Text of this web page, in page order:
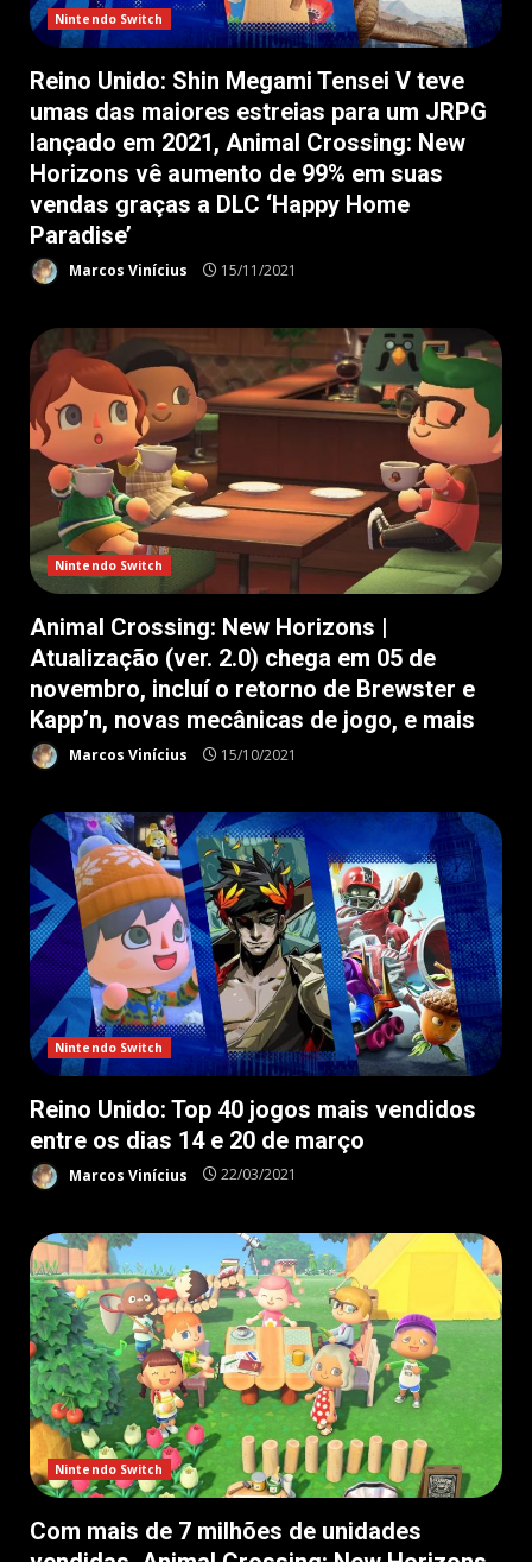
Nintendo Switch
Reino Unido: Shin Megami Tensei V teve
umas das maiores estreias para um JRPG
lançado em 2021, Animal Crossing: New
Horizons vê aumento de 99% em suas
vendas graças a DLC ‘Happy Home
Paradise’
Marcos Vinícius 15/11/2021
Nintendo Switch
Animal Crossing: New Horizons |
Atualização (ver. 2.0) chega em 05 de
novembro, incluí o retorno de Brewster e
Kapp’n, novas mecânicas de jogo, e mais
Marcos Vinícius 15/10/2021
Nintendo Switch
Reino Unido: Top 40 jogos mais vendidos
entre os dias 14 e 20 de março
Marcos Vinícius 22/03/2021
Nintendo Switch
Com mais de 7 milhões de unidades